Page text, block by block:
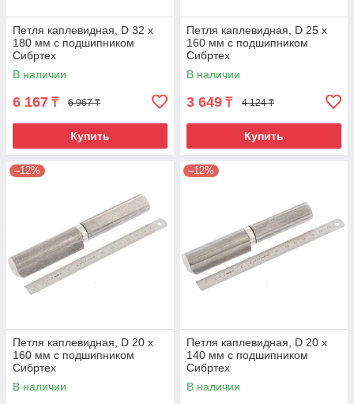
Петля каплевидная, D 32 x
180 мм с подшипником
Сибртех
В наличии
6 167 ₸ 6 967 ₸
Купить
Петля каплевидная, D 25 x
160 мм с подшипником
Сибртех
В наличии
3 649 ₸ 4 124 ₸
Купить
–12%
Петля каплевидная, D 20 x
160 мм с подшипником
Сибртех
В наличии
–12%
Петля каплевидная, D 20 x
140 мм с подшипником
Сибртех
В наличии